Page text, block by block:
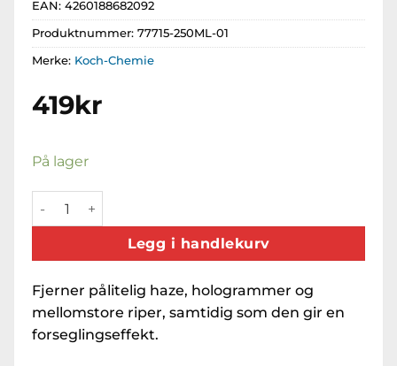
EAN: 4260188682092
Produktnummer: 77715-250ML-01
Merke: Koch-Chemie
419kr
På lager
KCx PowerSpeedPolish (250ml) antall
Legg i handlekurv
Fjerner pålitelig haze, hologrammer og
mellomstore riper, samtidig som den gir en
forseglingseffekt.